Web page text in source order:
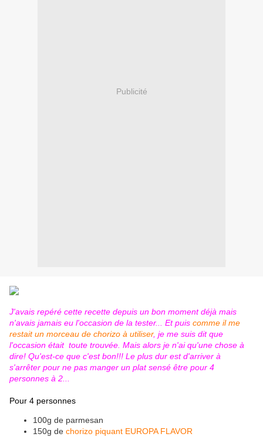
Publicité
J'avais repéré cette recette depuis un bon moment déjà mais
n'avais jamais eu l'occasion de la tester... Et puis comme il me
restait un morceau de chorizo à utiliser, je me suis dit que
l'occasion était toute trouvée. Mais alors je n'ai qu'une chose à
dire! Qu'est-ce que c'est bon!!! Le plus dur est d'arriver à
s'arrêter pour ne pas manger un plat sensé être pour 4
personnes à 2...
Pour 4 personnes
100g de parmesan
150g de chorizo piquant EUROPA FLAVOR